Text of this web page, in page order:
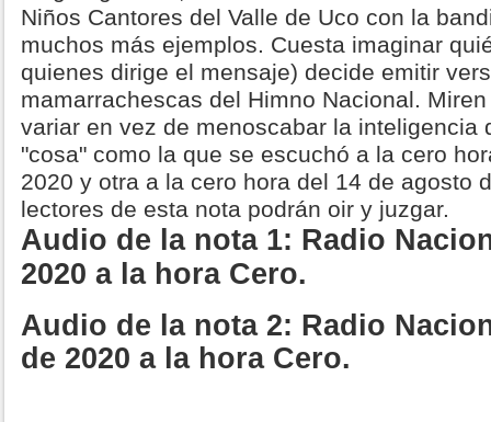
Niños Cantores del Valle de Uco con la
muchos más ejemplos. Cuesta imaginar
quienes dirige el mensaje) decide emitir
mamarrachescas del Himno Nacional.
variar en vez de menoscabar la inteligencia
"cosa" como la que se escuchó a la cero
2020 y otra a la cero hora del 14 de agosto
lectores de esta nota podrán oir y juzgar.
Audio de la nota 1: Radio
2020 a la hora Cero.
Audio de la nota 2: Radio
de 2020 a la hora Cero.